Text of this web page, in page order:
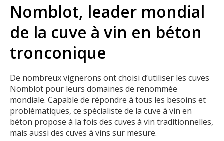
Nomblot, leader mondial
de la cuve à vin en béton
tronconique
De nombreux vignerons ont choisi d’utiliser les cuves
Nomblot pour leurs domaines de renommée
mondiale. Capable de répondre à tous les besoins et
problématiques, ce spécialiste de la cuve à vin en
béton propose à la fois des cuves à vin traditionnelles,
mais aussi des cuves à vins sur mesure.